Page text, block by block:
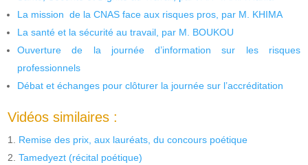
La mission de la CNAS face aux risques pros, par M. KHIMA
La santé et la sécurité au travail, par M. BOUKOU
Ouverture de la journée d’information sur les risques
professionnels
Débat et échanges pour clôturer la journée sur l’accréditation
Vidéos similaires :
Remise des prix, aux lauréats, du concours poétique
Tamedyezt (récital poétique)